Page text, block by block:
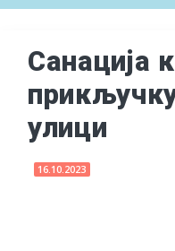
Санација
улици
16.10.2023